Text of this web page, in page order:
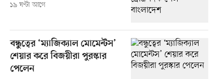
১৯ ঘণ্টা আগে
বন্ধুত্বের ‘ম্যাজিক্যাল মোমেন্টস’
শেয়ার করে বিজয়ীরা পুরস্কার
পেলেন